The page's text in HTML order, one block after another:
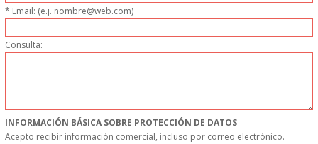
PERSONAL
* Email: (e.j. nombre@web.com)
Consulta:
INFORMACIÓN BÁSICA SOBRE PROTECCIÓN DE DATOS
Acepto recibir información comercial, incluso por correo electrónico.